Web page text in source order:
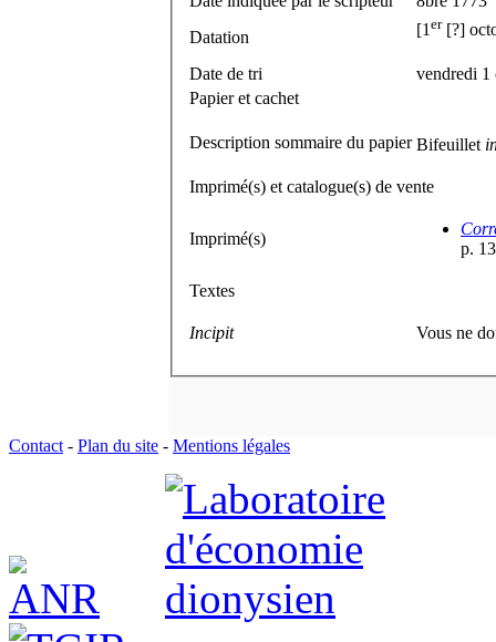
Datation
[1 er[?]
Date de tri
vendredi 1
Papier et cachet
Description sommaire du papier Bifeuillet
Imprimé(s) et catalogue(s) de vente
Imprimé(s)
p.
Textes
Incipit Vous ne
Contact - Plan du site - Mentions légales